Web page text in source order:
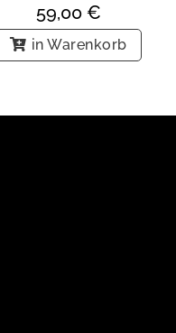
59,00 €
in Warenkorb